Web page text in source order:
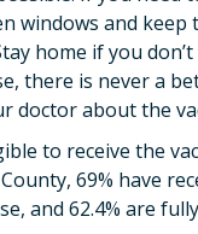
windows and keep
home if you don’t
there is never a
doctor about the
to receive the
69% have
and 62.4% are